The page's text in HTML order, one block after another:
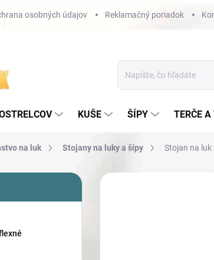
osobných údajov Reklamačný poriadok
KUŠE ŠÍPY TERČE A
na luk Stojany na luky a šípy Stojan na luk